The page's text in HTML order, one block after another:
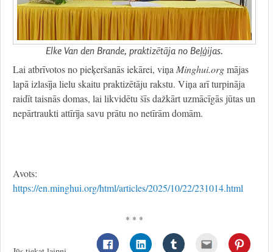
Elke Van den Brande, praktizētāja no Beļģijas.
Lai atbrīvotos no pieķeršanās iekārei, viņa Minghui.orgmājas
lapā izlasīja lielu skaitu praktizētāju rakstu. Viņa arī turpināja
raidīt taisnās domas, lai likvidētu šīs dažkārt uzmācīgās jūtas un
nepārtraukti attīrīja savu prātu no netīrām domām.
Avots:
https://en.minghui.org/html/articles/2025/10/22/231014.html
* * *